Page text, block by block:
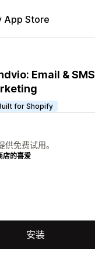
App Store
Email & SMS
for Shopify
供免费试用。
店的喜爱
安装